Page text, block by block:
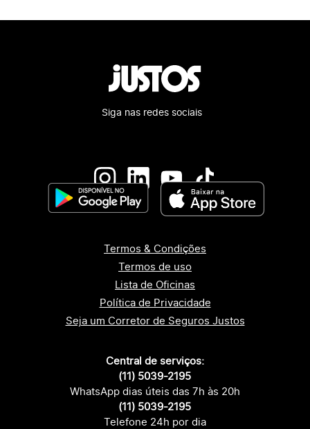
Siga nas redes sociais
Termos & Condições
Termos de uso
Lista de Oficinas
Política de Privacidade
Seja um Corretor de Seguros Justos
Central de serviços:
(11) 5039-2195
WhatsApp dias úteis das 7h às 20h
(11) 5039-2195
Telefone 24h por dia